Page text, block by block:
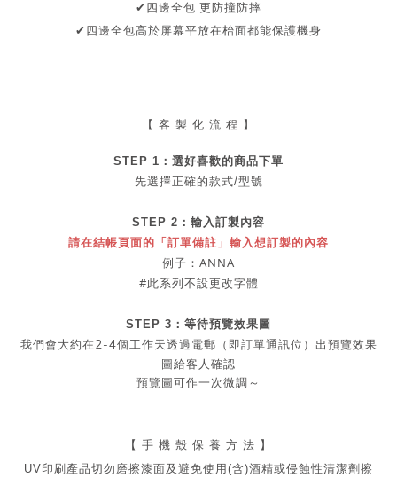
✔四邊全包 更防撞防摔
✔ 四邊全包高於屏幕平放在枱面都能保護機身
【 客 製 化 流 程 】
STEP 1： 選好喜歡的商品下單
先選擇正確的款式/型號
STEP 2： 輸入訂製內容
請在結帳頁面的「訂單備註」輸入想訂製的內容
例子：ANNA
#此系列不設更改字體
STEP 3：等待預覽效果圖
我們會大約在2-4個工作天透過電郵（即訂單通訊位）出預覽效果
圖給客人確認
預覽圖可作一次微調～
【 手 機 殼 保 養 方 法 】
UV印刷產品切勿磨擦漆面及 避免使用(含)酒精或侵蝕性清潔劑擦